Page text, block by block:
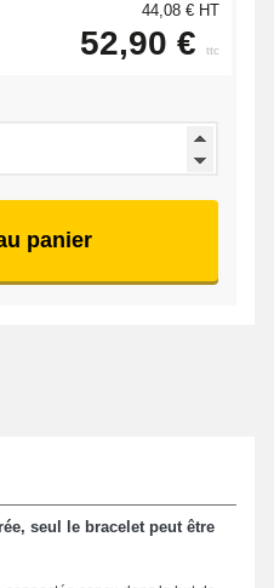
44,08 € HT
52,90 € ttc
panier
seul le bracelet peut être